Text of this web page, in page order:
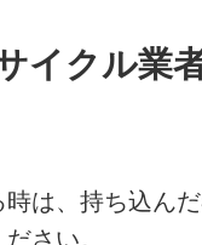
イクル業
時は、持ち込ん
さい。